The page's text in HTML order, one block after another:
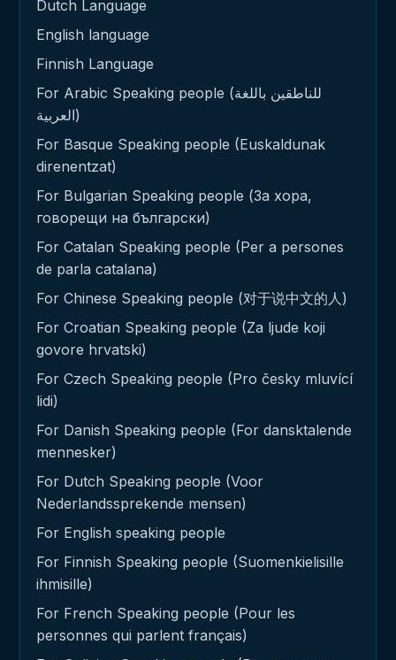
Dutch Language
English language
Finnish Language
For Arabic Speaking people (للناطقين باللغة
العربية)
For Basque Speaking people (Euskaldunak
direnentzat)
For Bulgarian Speaking people (За хора,
говорещи на български)
For Catalan Speaking people (Per a persones
de parla catalana)
For Chinese Speaking people (对于说中文的人)
For Croatian Speaking people (Za ljude koji
govore hrvatski)
For Czech Speaking people (Pro česky mluvící
lidi)
For Danish Speaking people (For dansktalende
mennesker)
For Dutch Speaking people (Voor
Nederlandssprekende mensen)
For English speaking people
For Finnish Speaking people (Suomenkielisille
ihmisille)
For French Speaking people (Pour les
personnes qui parlent français)